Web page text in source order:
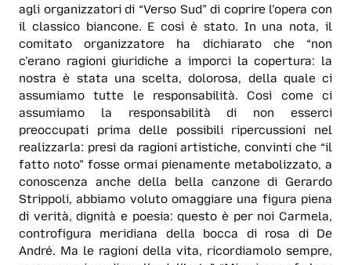
agli organizzatori di “Verso Sud” di coprire l’opera con
il classico biancone. E così è stato. In una nota, il
comitato organizzatore ha dichiarato che “non
c’erano ragioni giuridiche a imporci la copertura: la
nostra è stata una scelta, dolorosa, della quale ci
assumiamo tutte le responsabilità. Così come ci
assumiamo la responsabilità di non esserci
preoccupati prima delle possibili ripercussioni nel
realizzarla: presi da ragioni artistiche, convinti che “il
fatto noto” fosse ormai pienamente metabolizzato, a
conoscenza anche della bella canzone di Gerardo
Strippoli, abbiamo voluto omaggiare una figura piena
di verità, dignità e poesia: questo è per noi Carmela,
controfigura meridiana della bocca di rosa di De
André. Ma le ragioni della vita, ricordiamolo sempre,